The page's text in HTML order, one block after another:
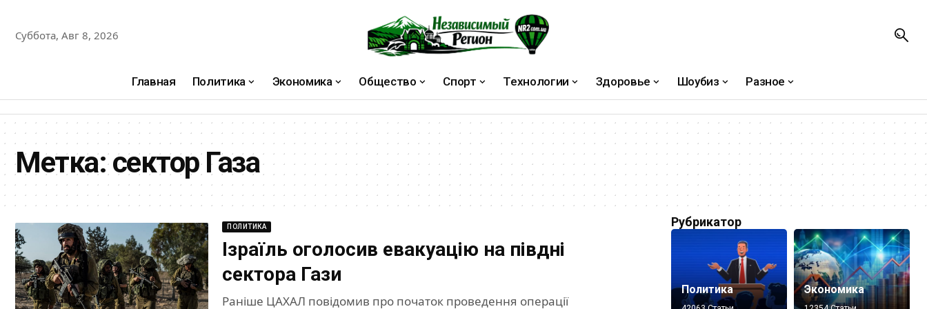
Суббота, Авг 8, 2026
Главная Политика Экономика Общество Спорт Технологии Здоровье Шоубиз Разное
Метка:сектор Газа
ПОЛИТИКА
Ізраїль оголосив евакуацію на півдні
сектора Гази
Раніше ЦАХАЛ повідомив про початок проведення операції
Рубрикатор
Политика Экономика